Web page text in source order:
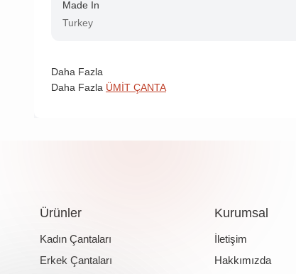
Made In
Turkey
Daha Fazla
Daha Fazla ÜMİT ÇANTA
Ürünler
Kadın Çantaları
Erkek Çantaları
Kurumsal
İletişim
Hakkımızda